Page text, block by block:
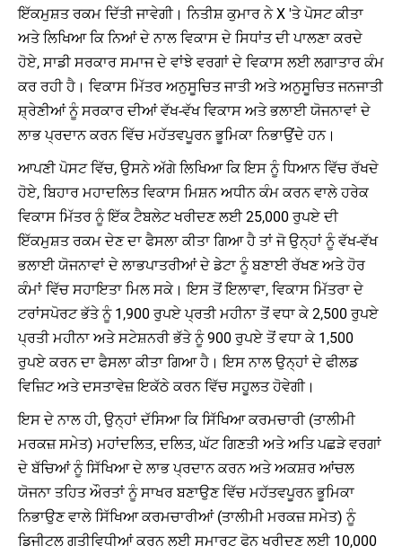
ਇੱਕਮੁਸ਼ਤ ਰਕਮ ਦਿੱਤੀ ਜਾਵੇਗੀ। ਨਿਤੀਸ਼ ਕੁਮਾਰ ਨੇ X 'ਤੇ ਪੋਸਟ ਕੀਤਾ
ਅਤੇ ਲਿਖਿਆ ਕਿ ਨਿਆਂ ਦੇ ਨਾਲ ਵਿਕਾਸ ਦੇ ਸਿਧਾਂਤ ਦੀ ਪਾਲਣਾ ਕਰਦੇ
ਹੋਏ, ਸਾਡੀ ਸਰਕਾਰ ਸਮਾਜ ਦੇ ਵਾਂਝੇ ਵਰਗਾਂ ਦੇ ਵਿਕਾਸ ਲਈ ਲਗਾਤਾਰ ਕੰਮ
ਕਰ ਰਹੀ ਹੈ। ਵਿਕਾਸ ਮਿੱਤਰ ਅਨੁਸੂਚਿਤ ਜਾਤੀ ਅਤੇ ਅਨੁਸੂਚਿਤ ਜਨਜਾਤੀ
ਸ਼੍ਰੇਣੀਆਂ ਨੂੰ ਸਰਕਾਰ ਦੀਆਂ ਵੱਖ-ਵੱਖ ਵਿਕਾਸ ਅਤੇ ਭਲਾਈ ਯੋਜਨਾਵਾਂ ਦੇ
ਲਾਭ ਪ੍ਰਦਾਨ ਕਰਨ ਵਿੱਚ ਮਹੱਤਵਪੂਰਨ ਭੂਮਿਕਾ ਨਿਭਾਉਂਦੇ ਹਨ।
ਆਪਣੀ ਪੋਸਟ ਵਿੱਚ, ਉਸਨੇ ਅੱਗੇ ਲਿਖਿਆ ਕਿ ਇਸ ਨੂੰ ਧਿਆਨ ਵਿੱਚ ਰੱਖਦੇ
ਹੋਏ, ਬਿਹਾਰ ਮਹਾਦਲਿਤ ਵਿਕਾਸ ਮਿਸ਼ਨ ਅਧੀਨ ਕੰਮ ਕਰਨ ਵਾਲੇ ਹਰੇਕ
ਵਿਕਾਸ ਮਿੱਤਰ ਨੂੰ ਇੱਕ ਟੈਬਲੇਟ ਖਰੀਦਣ ਲਈ 25,000 ਰੁਪਏ ਦੀ
ਇੱਕਮੁਸ਼ਤ ਰਕਮ ਦੇਣ ਦਾ ਫੈਸਲਾ ਕੀਤਾ ਗਿਆ ਹੈ ਤਾਂ ਜੋ ਉਨ੍ਹਾਂ ਨੂੰ ਵੱਖ-ਵੱਖ
ਭਲਾਈ ਯੋਜਨਾਵਾਂ ਦੇ ਲਾਭਪਾਤਰੀਆਂ ਦੇ ਡੇਟਾ ਨੂੰ ਬਣਾਈ ਰੱਖਣ ਅਤੇ ਹੋਰ
ਕੰਮਾਂ ਵਿੱਚ ਸਹਾਇਤਾ ਮਿਲ ਸਕੇ। ਇਸ ਤੋਂ ਇਲਾਵਾ, ਵਿਕਾਸ ਮਿੱਤਰਾ ਦੇ
ਟਰਾਂਸਪੋਰਟ ਭੱਤੇ ਨੂੰ 1,900 ਰੁਪਏ ਪ੍ਰਤੀ ਮਹੀਨਾ ਤੋਂ ਵਧਾ ਕੇ 2,500 ਰੁਪਏ
ਪ੍ਰਤੀ ਮਹੀਨਾ ਅਤੇ ਸਟੇਸ਼ਨਰੀ ਭੱਤੇ ਨੂੰ 900 ਰੁਪਏ ਤੋਂ ਵਧਾ ਕੇ 1,500
ਰੁਪਏ ਕਰਨ ਦਾ ਫੈਸਲਾ ਕੀਤਾ ਗਿਆ ਹੈ। ਇਸ ਨਾਲ ਉਨ੍ਹਾਂ ਦੇ ਫੀਲਡ
ਵਿਜ਼ਿਟ ਅਤੇ ਦਸਤਾਵੇਜ਼ ਇਕੱਠੇ ਕਰਨ ਵਿੱਚ ਸਹੂਲਤ ਹੋਵੇਗੀ।
ਇਸ ਦੇ ਨਾਲ ਹੀ, ਉਨ੍ਹਾਂ ਦੱਸਿਆ ਕਿ ਸਿੱਖਿਆ ਕਰਮਚਾਰੀ (ਤਾਲੀਮੀ
ਮਰਕਜ਼ ਸਮੇਤ) ਮਹਾਂਦਲਿਤ, ਦਲਿਤ, ਘੱਟ ਗਿਣਤੀ ਅਤੇ ਅਤਿ ਪਛੜੇ ਵਰਗਾਂ
ਦੇ ਬੱਚਿਆਂ ਨੂੰ ਸਿੱਖਿਆ ਦੇ ਲਾਭ ਪ੍ਰਦਾਨ ਕਰਨ ਅਤੇ ਅਕਸ਼ਰ ਆਂਚਲ
ਯੋਜਨਾ ਤਹਿਤ ਔਰਤਾਂ ਨੂੰ ਸਾਖਰ ਬਣਾਉਣ ਵਿੱਚ ਮਹੱਤਵਪੂਰਨ ਭੂਮਿਕਾ
ਨਿਭਾਉਣ ਵਾਲੇ ਸਿੱਖਿਆ ਕਰਮਚਾਰੀਆਂ (ਤਾਲੀਮੀ ਮਰਕਜ਼ ਸਮੇਤ) ਨੂੰ
ਡਿਜੀਟਲ ਗਤੀਵਿਧੀਆਂ ਕਰਨ ਲਈ ਸਮਾਰਟ ਫੋਨ ਖਰੀਦਣ ਲਈ 10,000